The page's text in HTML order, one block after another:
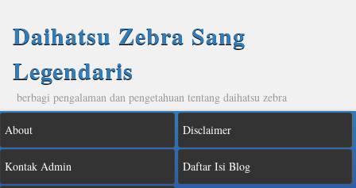
Daihatsu Zebra Sang
Legendaris
berbagi pengalaman dan pengetahuan tentang daihatsu zebra
About Disclaimer
Kontak Admin Daftar Isi Blog